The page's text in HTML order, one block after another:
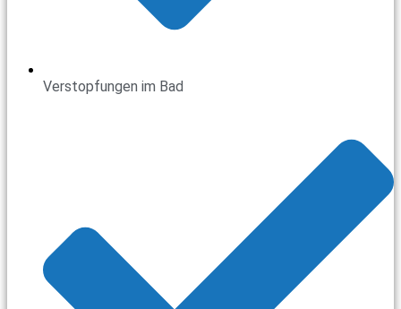
Verstopfungen im Bad